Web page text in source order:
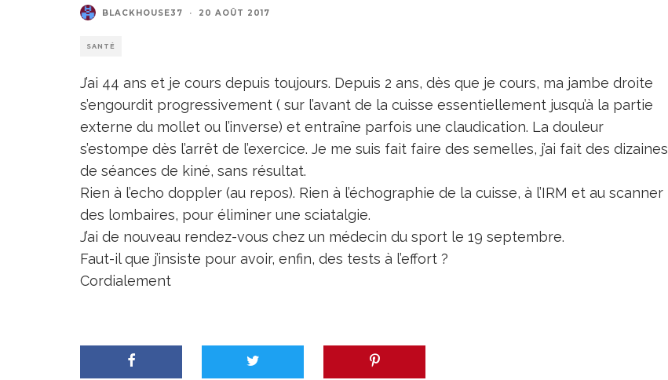
BLACKHOUSE37 · 20 AOÛT 2017
SANTÉ
J’ai 44 ans et je cours depuis toujours. Depuis 2 ans, dès que je cours, ma jambe droite
s’engourdit progressivement ( sur l’avant de la cuisse essentiellement jusqu’à la partie
externe du mollet ou l’inverse) et entraîne parfois une claudication. La douleur
s’estompe dès l’arrêt de l’exercice. Je me suis fait faire des semelles, j’ai fait des dizaines
de séances de kiné, sans résultat.
Rien à l’echo doppler (au repos). Rien à l’échographie de la cuisse, à l’IRM et au scanner
des lombaires, pour éliminer une sciatalgie.
J’ai de nouveau rendez-vous chez un médecin du sport le 19 septembre.
Faut-il que j’insiste pour avoir, enfin, des tests à l’effort ?
Cordialement